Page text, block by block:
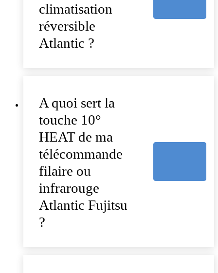
climatisation
réversible
Atlantic ?
A quoi sert la
touche 10°
HEAT de ma
télécommande
filaire ou
infrarouge
Atlantic Fujitsu
?